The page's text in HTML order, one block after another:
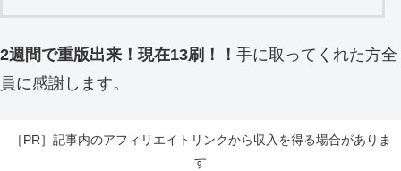
2週間で重版出来！現在13刷！！ 手に取ってくれた方全
員に感謝します。
［PR］記事内のアフィリエイトリンクから収入を得る場合がありま
す